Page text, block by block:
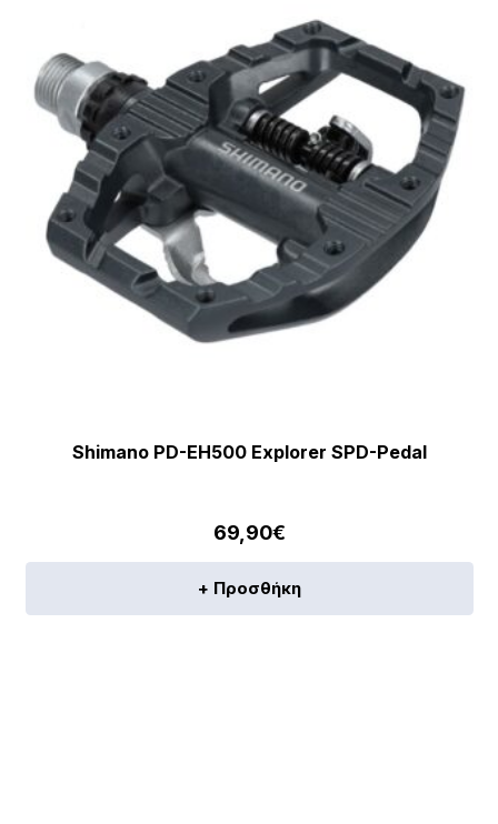
Shimano PD-EH500 Explorer SPD-Pedal
69,90€
+ Προσθήκη